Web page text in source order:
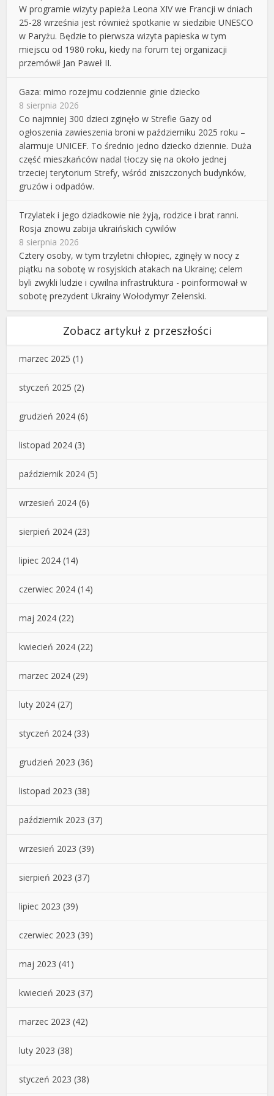
W programie wizyty papieża Leona XIV we Francji w dniach
25-28 września jest również spotkanie w siedzibie UNESCO
w Paryżu. Będzie to pierwsza wizyta papieska w tym
miejscu od 1980 roku, kiedy na forum tej organizacji
przemówił Jan Paweł II.
Gaza: mimo rozejmu codziennie ginie dziecko
8 sierpnia 2026
Co najmniej 300 dzieci zginęło w Strefie Gazy od
ogłoszenia zawieszenia broni w październiku 2025 roku –
alarmuje UNICEF. To średnio jedno dziecko dziennie. Duża
część mieszkańców nadal tłoczy się na około jednej
trzeciej terytorium Strefy, wśród zniszczonych budynków,
gruzów i odpadów.
Trzylatek i jego dziadkowie nie żyją, rodzice i brat ranni.
Rosja znowu zabija ukraińskich cywilów
8 sierpnia 2026
Cztery osoby, w tym trzyletni chłopiec, zginęły w nocy z
piątku na sobotę w rosyjskich atakach na Ukrainę; celem
byli zwykli ludzie i cywilna infrastruktura - poinformował w
sobotę prezydent Ukrainy Wołodymyr Zełenski.
Zobacz artykuł z przeszłości
marzec 2025 (1)
styczeń 2025 (2)
grudzień 2024 (6)
listopad 2024 (3)
październik 2024 (5)
wrzesień 2024 (6)
sierpień 2024 (23)
lipiec 2024 (14)
czerwiec 2024 (14)
maj 2024 (22)
kwiecień 2024 (22)
marzec 2024 (29)
luty 2024 (27)
styczeń 2024 (33)
grudzień 2023 (36)
listopad 2023 (38)
październik 2023 (37)
wrzesień 2023 (39)
sierpień 2023 (37)
lipiec 2023 (39)
czerwiec 2023 (39)
maj 2023 (41)
kwiecień 2023 (37)
marzec 2023 (42)
luty 2023 (38)
styczeń 2023 (38)